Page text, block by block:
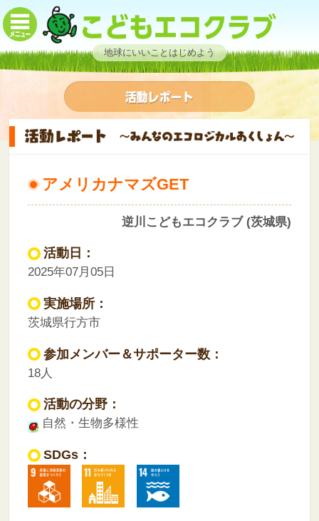
地球にいいことはじめよう
アメリカナマズGET
逆川こどもエコクラブ (茨城県)
活動日：
2025年07月05日
実施場所：
茨城県行方市
参加メンバー＆サポーター数：
18人
活動の分野：
自然・生物多様性
SDGs：